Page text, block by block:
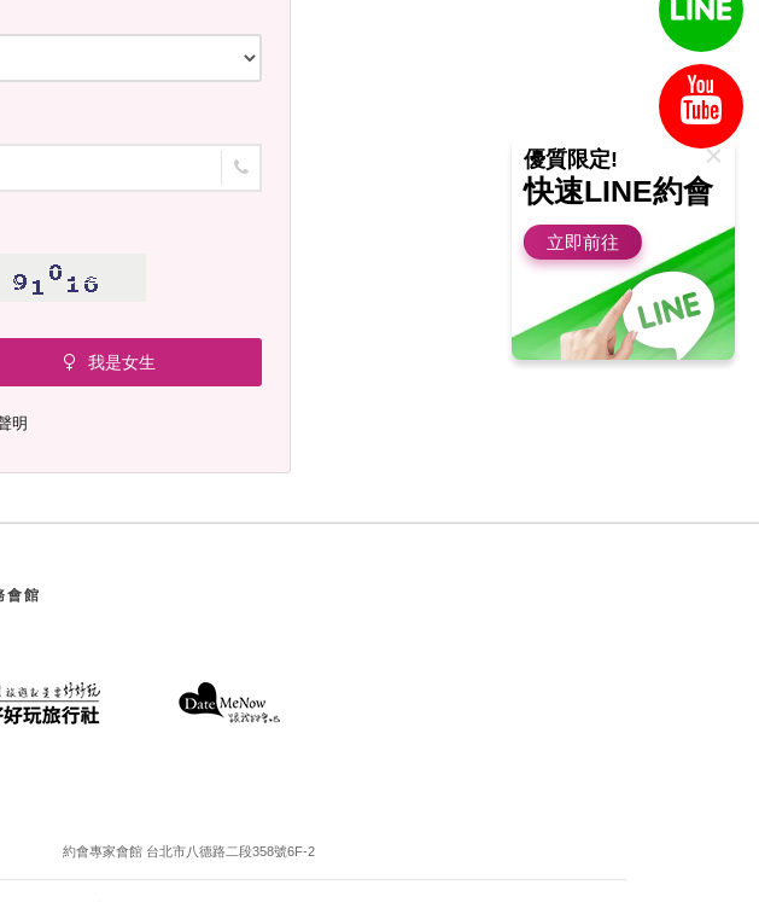
我是女生
明
會館
約會專家會館 台北市八德路二段358號6F-2
優質限定!
快速LINE約會
立即前往